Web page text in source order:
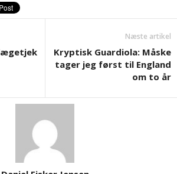
Næste artikel
Kryptisk Guardiola: Måske
tager jeg først til England
om to år